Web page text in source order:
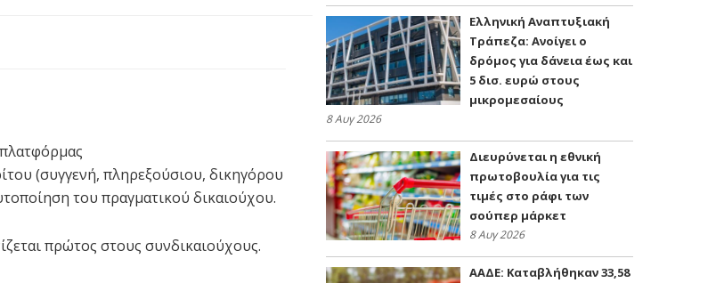
(συγγενή, πληρεξούσιου, δικηγόρου
του πραγματικού δικαιούχου.
πρώτος στους συνδικαιούχους.
Ελληνική Αναπτυξιακή
Τράπεζα: Ανοίγει ο
δρόμος για δάνεια έως και
5 δισ. ευρώ στους
μικρομεσαίους
8 Αυγ 2026
Διευρύνεται η εθνική
πρωτοβουλία για τις
τιμές στο ράφι των
σούπερ μάρκετ
8 Αυγ 2026
ΑΑΔΕ: Kαταβλήθηκαν 33,58